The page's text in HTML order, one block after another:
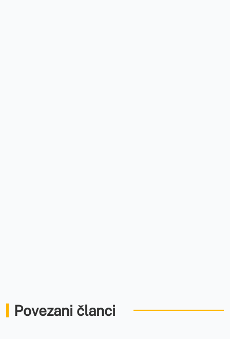
Povezani članci